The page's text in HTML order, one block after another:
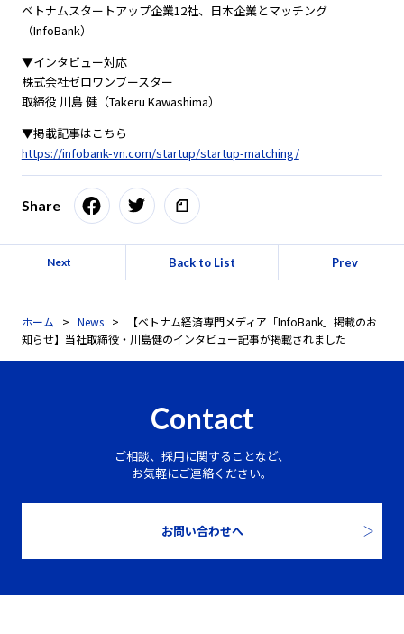
ベトナムスタートアップ企業12社、日本企業とマッチング
（InfoBank）
▼インタビュー対応
株式会社ゼロワンブースター
取締役 川島 健（Takeru Kawashima）
▼掲載記事はこちら
https://infobank-vn.com/startup/startup-matching/
Share
Next Back to List Prev
ホーム News
【ベトナム経済専門メディア「InfoBank」掲載のお
知らせ】当社取締役・川島健のインタビュー記事が掲載されました
Contact
ご相談、採用に関することなど、
お気軽にご連絡ください。
お問い合わせへ